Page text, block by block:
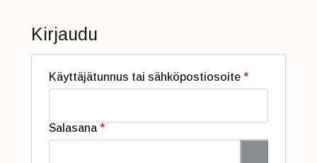
Kirjaudu
Käyttäjätunnus tai sähköpostiosoite *Vaaditaan
Salasana *Vaaditaan